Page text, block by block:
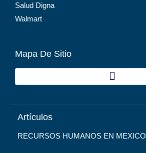
Salud Digna
Walmart
Mapa De Sitio
Artículos
RECURSOS HUMANOS EN MEXICO